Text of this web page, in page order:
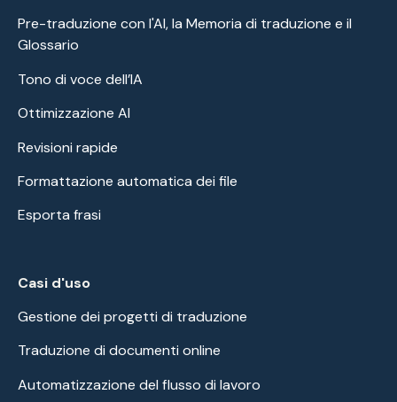
Pre-traduzione con l'AI, la Memoria di traduzione e il
Glossario
Tono di voce dell’IA
Ottimizzazione AI
Revisioni rapide
Formattazione automatica dei file
Esporta frasi
Casi d'uso
Gestione dei progetti di traduzione
Traduzione di documenti online
Automatizzazione del flusso di lavoro